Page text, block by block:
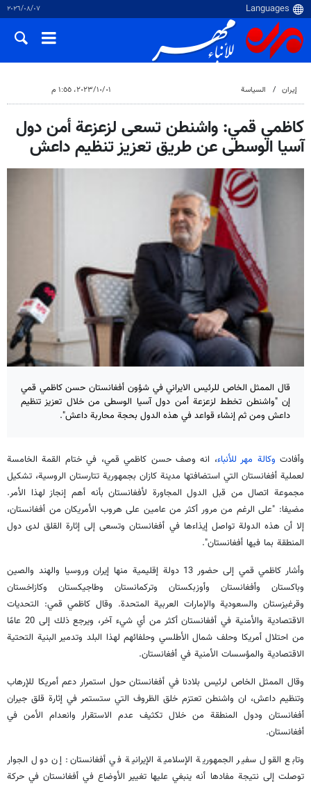
٠٧‏/٠٨‏/٢٠٢٦
إيران السياسة ٠١‏/١٠‏/٢٠٢٣، ١:٥٥ م
كاظمي قمي: واشنطن تسعى لزعزعة أمن دول
آسيا الوسطى عن طريق تعزيز تنظيم داعش
قال الممثل الخاص للرئيس الايراني في شؤون أفغانستان حسن كاظمي قمي
إن "واشنطن تخطط لزعزعة أمن دول آسيا الوسطى من خلال تعزيز تنظيم
داعش ومن ثم إنشاء قواعد في هذه الدول بحجة محاربة داعش".
وأفادت وكالة مهر للأنباء، انه وصف حسن كاظمي قمي، في ختام القمة الخامسة
لعملية أفغانستان التي استضافتها مدينة كازان بجمهورية تتارستان الروسية، تشكيل
مجموعة اتصال من قبل الدول المجاورة لأفغانستان بأنه أهم إنجاز لهذا الأمر.
مضيفا: "على الرغم من مرور أكثر من عامين على هروب الأمريكان من أفغانستان،
إلا أن هذه الدولة تواصل إيذاءها في أفغانستان وتسعى إلى إثارة القلق لدى دول
المنطقة بما فيها أفغانستان".
وأشار كاظمي قمي إلى حضور 13 دولة إقليمية منها إيران وروسيا والهند والصين
وباكستان وأفغانستان وأوزبكستان وتركمانستان وطاجيكستان وكازاخستان
وقرغيزستان والسعودية والإمارات العربية المتحدة. وقال كاظمي قمي: التحديات
الاقتصادية والأمنية في أفغانستان أكثر من أي شيء آخر، ويرجع ذلك إلى 20 عامًا
من احتلال أمريكا وحلف شمال الأطلسي وحلفائهم لهذا البلد وتدمير البنية التحتية
الاقتصادية والمؤسسات الأمنية في أفغانستان.
وقال الممثل الخاص لرئيس بلادنا في أفغانستان حول استمرار دعم أمريكا للإرهاب
وتنظيم داعش، ان واشنطن تعتزم خلق الظروف التي ستستمر في إثارة قلق جيران
أفغانستان ودول المنطقة من خلال تكثيف عدم الاستقرار وانعدام الأمن في
أفغانستان.
وتابع القول سفير الجمهورية الإسلامية الإيرانية في أفغانستان: إن دول الجوار
توصلت إلى نتيجة مفادها أنه ينبغي عليها تغيير الأوضاع في أفغانستان في حركة